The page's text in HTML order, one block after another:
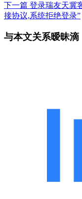
下一篇 登录瑞友天冀
接协议,系统拒绝登录”
与本文关系暧昧滴